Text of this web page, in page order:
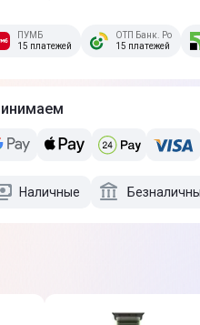
ПУМБ
15 платежей
ОТП Банк.
15 платежей
Наличные